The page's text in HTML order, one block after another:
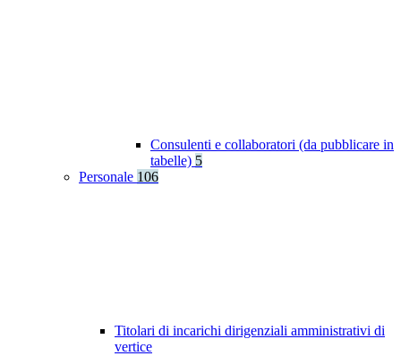
Consulenti e collaboratori (da pubblicare in
tabelle) 5
Personale 106
Titolari di incarichi dirigenziali amministrativi di
vertice